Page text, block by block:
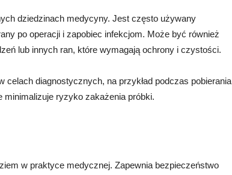
dziedzinach medycyny. Jest często używany
po operacji i zapobiec infekcjom. Może być również
lub innych ran, które wymagają ochrony i czystości.
celach diagnostycznych, na przykład podczas pobierania
ryzyko zakażenia próbki.
w praktyce medycznej. Zapewnia bezpieczeństwo